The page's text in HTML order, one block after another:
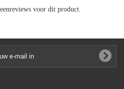
voor dit product.